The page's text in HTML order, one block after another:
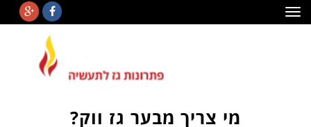
תפריט
מי צריך מבער גז ווק?